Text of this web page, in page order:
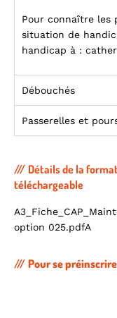
Pour connaître les
situation de
handicap à :
Débouchés
Passerelles et
Détails de la
téléchargeable
option 025.pdfA
Pour se préinscrire